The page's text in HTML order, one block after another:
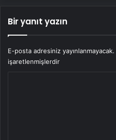
Bir yanıt yazın
E-posta adresiniz yayınlanmayacak.
işaretlenmişlerdir